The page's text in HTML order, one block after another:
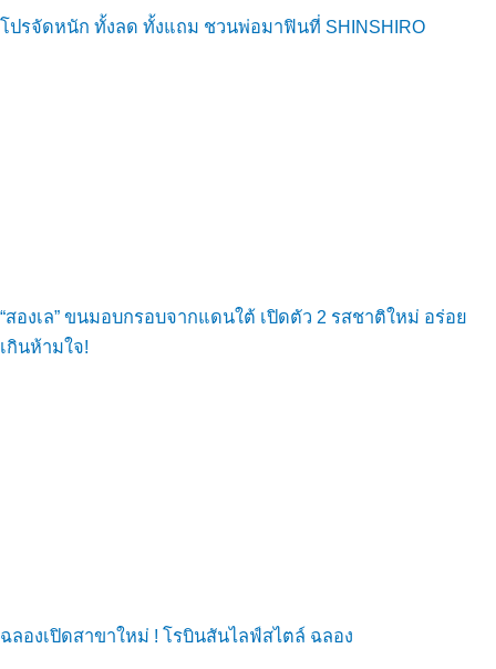
โปรจัดหนัก ทั้งลด ทั้งแถม ชวนพ่อมาฟินที่ SHINSHIRO
“สองเล” ขนมอบกรอบจากแดนใต้ เปิดตัว 2 รสชาติใหม่ อร่อย
เกินห้ามใจ!
ฉลองเปิดสาขาใหม่ ! โรบินสันไลฟ์สไตล์ ฉลอง